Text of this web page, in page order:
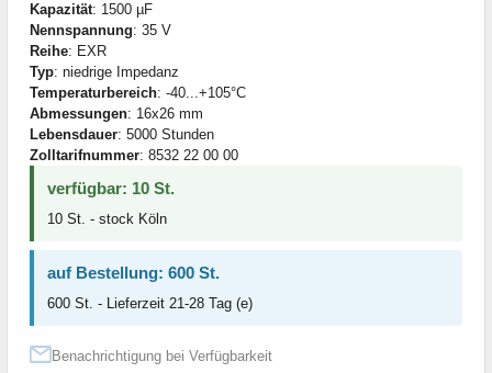
Kapazität: 1500 µF
Nennspannung: 35 V
Reihe: EXR
Typ: niedrige Impedanz
Temperaturbereich: -40...+105°C
Abmessungen: 16x26 mm
Lebensdauer: 5000 Stunden
Zolltarifnummer: 8532 22 00 00
verfügbar: 10 St.
10 St. - stock Köln
auf Bestellung: 600 St.
600 St. - Lieferzeit 21-28 Tag (e)
Benachrichtigung bei Verfügbarkeit